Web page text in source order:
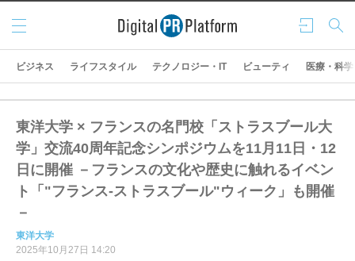
ログ
イン
検索
メニ
ュー
ビジネス ライフスタイル テクノロジー・IT ビューティ 医療・科学
東洋大学 × フランスの名門校「ストラスブール大
学」交流40周年記念シンポジウムを11月11日・12
日に開催 －フランスの文化や歴史に触れるイベン
ト「"フランス-ストラスブール"ウィーク」も開催
－
東洋大学
2025年10月27日 14:20